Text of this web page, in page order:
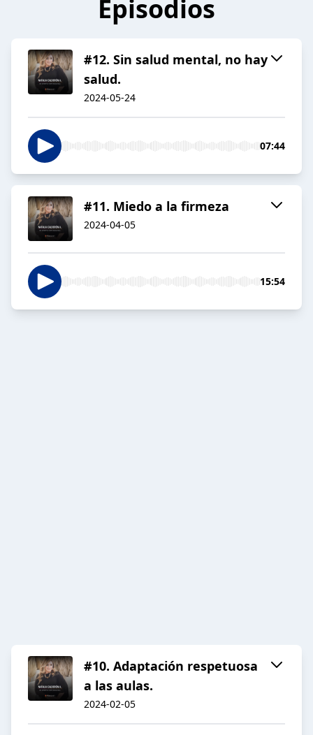
Episodios
#12. Sin salud mental, no hay
salud.
2024-05-24
07:44
#11. Miedo a la firmeza
2024-04-05
15:54
#10. Adaptación respetuosa
a las aulas.
2024-02-05